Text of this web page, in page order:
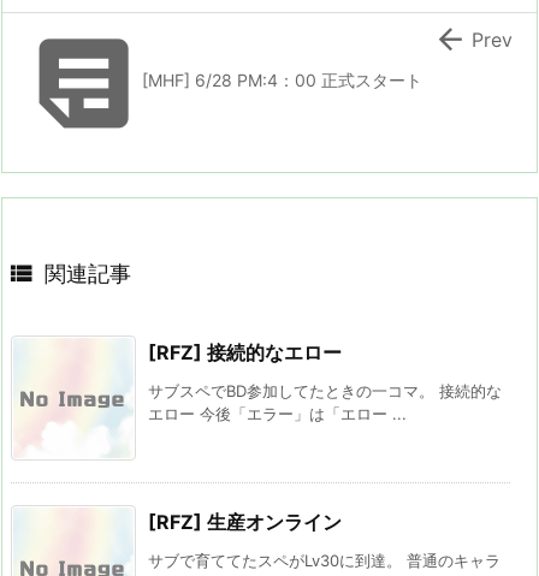
[MHF] 6/28 PM:4：00 正式スタート
 Prev
 関連記事
[RFZ] 接続的なエロー
サブスペでBD参加してたときの一コマ。 接続的な
エロー 今後「エラー」は「エロー ...
[RFZ] 生産オンライン
サブで育ててたスペがLv30に到達。 普通のキャラ